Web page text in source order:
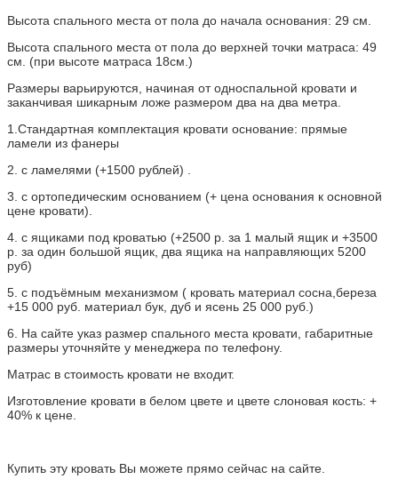
Высота спального места от пола до начала основания: 29 см.
Высота спального места от пола до верхней точки матраса: 49
см. (при высоте матраса 18см.)
Размеры варьируются, начиная от односпальной кровати и
заканчивая шикарным ложе размером два на два метра.
1.Стандартная комплектация кровати основание: прямые
ламели из фанеры
2. с ламелями (+1500 рублей) .
3. с ортопедическим основанием (+ цена основания к основной
цене кровати).
4. с ящиками под кроватью (+2500 р. за 1 малый ящик и +3500
р. за один большой ящик, два ящика на направляющих 5200
руб)
5. с подъёмным механизмом ( кровать материал сосна,береза
+15 000 руб. материал бук, дуб и ясень 25 000 руб.)
6. На сайте указ размер спального места кровати, габаритные
размеры уточняйте у менеджера по телефону.
Матрас в стоимость кровати не входит.
Изготовление кровати в белом цвете и цвете слоновая кость: +
40% к цене.
Купить эту кровать Вы можете прямо сейчас на сайте.